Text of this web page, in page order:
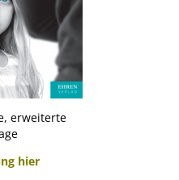
erweiterte
hier